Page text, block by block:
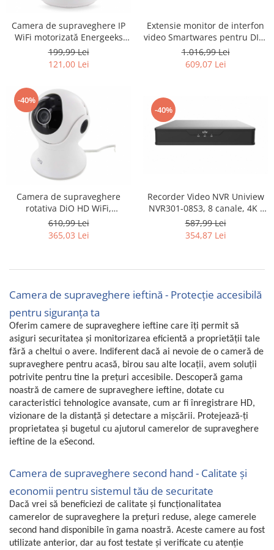
Uscatoare rufe
Utilaje si materiale de constructii
Laptop, Tablete & Telefoane
Accesorii tablete
Telefoane Mobile & accesorii
Wearable & Gadgeturi
Electrocasnice & Climatizare
Accesorii si piese masini spalat
rufe si uscatoare
Accesorii si piese masini spalat
Aparate Frigorifice
Aparate Racire Aer
Aragaze si cuptoare cu microunde
Electrocasnice pentru Bucatarie
Ingrijire Locuinta
Purificatoare de aer
Fashion
Bijuterii
Ceasuri barbatesti
Ceasuri dama
Cutii, curele si accesorii ceasuri
Genti si accesorii barbati
Genti si accesorii femei
Imbracaminte barbati
Imbracaminte si Incaltaminte copii
Incaltaminte barbati
Incaltaminte femei
Ochelari de soare
Ochelari de vedere
Camera de supraveghere IP
WiFi motorizată Energeeks
Sentinel 1080p - RESIGILAT
199,99 Lei
121,00 Lei
Extensie monitor de interfon
video Smartwares pentru DIC-
22212 și DIC-22222, 720p HD,
17.8 cm - RESIGILAT
1.016,99 Lei
609,07 Lei
-40%
Camera de supraveghere
rotativa DiO HD WiFi,
1280x1080p - RESIGILAT
610,99 Lei
365,03 Lei
-40%
Recorder Video NVR Uniview
NVR301-08S3, 8 canale, 4K -
RESIGILAT
587,99 Lei
354,87 Lei
Camera de supraveghere ieftină - Protecție accesibilă
pentru siguranța ta
Oferim camere de supraveghere ieftine care îți permit să
asiguri securitatea și monitorizarea eficientă a proprietății tale
fără a cheltui o avere. Indiferent dacă ai nevoie de o cameră de
supraveghere pentru acasă, birou sau alte locații, avem soluții
potrivite pentru tine la prețuri accesibile. Descoperă gama
noastră de camere de supraveghere ieftine, dotate cu
caracteristici tehnologice avansate, cum ar fi înregistrare HD,
vizionare de la distanță și detectare a mișcării. Protejează-ți
proprietatea și bugetul cu ajutorul camerelor de supraveghere
ieftine de la eSecond.
Camera de supraveghere second hand - Calitate și
economii pentru sistemul tău de securitate
Dacă vrei să beneficiezi de calitate și funcționalitatea
camerelor de supraveghere la prețuri reduse, alege camerele
second hand disponibile în gama noastră. Aceste camere au fost
utilizate anterior, dar au fost testate și verificate cu atenție